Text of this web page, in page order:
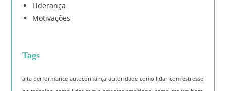
Liderança
Motivações
Tags
alta performance autoconfiança autoridade como lidar com estresse